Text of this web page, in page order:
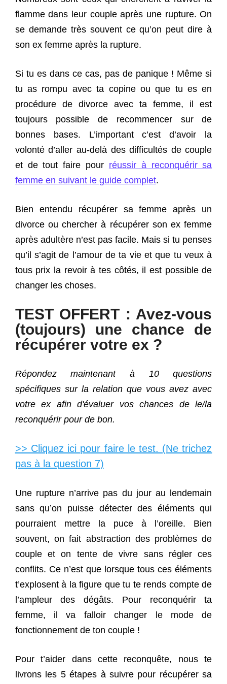
flamme dans leur couple après une rupture. On
se demande très souvent ce qu’on peut dire à
son ex femme après la rupture.
Si tu es dans ce cas, pas de panique ! Même si
tu as rompu avec ta copine ou que tu es en
procédure de divorce avec ta femme, il est
toujours possible de recommencer sur de
bonnes bases. L’important c’est d’avoir la
volonté d’aller au-delà des difficultés de couple
et de tout faire pour réussir à reconquérir sa
femme en suivant le guide complet.
Bien entendu récupérer sa femme après un
divorce ou chercher à récupérer son ex femme
après adultère n’est pas facile. Mais si tu penses
qu’il s’agit de l’amour de ta vie et que tu veux à
tous prix la revoir à tes côtés, il est possible de
changer les choses.
TEST OFFERT : Avez-vous
(toujours) une chance de
récupérer votre ex ?
Répondez maintenant à 10 questions
spécifiques sur la relation que vous avez avec
votre ex afin d'évaluer vos chances de le/la
reconquérir pour de bon.
>> Cliquez ici pour faire le test. (Ne trichez
pas à la question 7)
Une rupture n’arrive pas du jour au lendemain
sans qu’on puisse détecter des éléments qui
pourraient mettre la puce à l’oreille. Bien
souvent, on fait abstraction des problèmes de
couple et on tente de vivre sans régler ces
conflits. Ce n’est que lorsque tous ces éléments
t’explosent à la figure que tu te rends compte de
l’ampleur des dégâts. Pour reconquérir ta
femme, il va falloir changer le mode de
fonctionnement de ton couple !
Pour t’aider dans cette reconquête, nous te
livrons les 5 étapes à suivre pour récupérer sa